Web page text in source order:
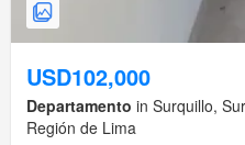
USD102,000
Departamento in Surquillo,
Región de Lima